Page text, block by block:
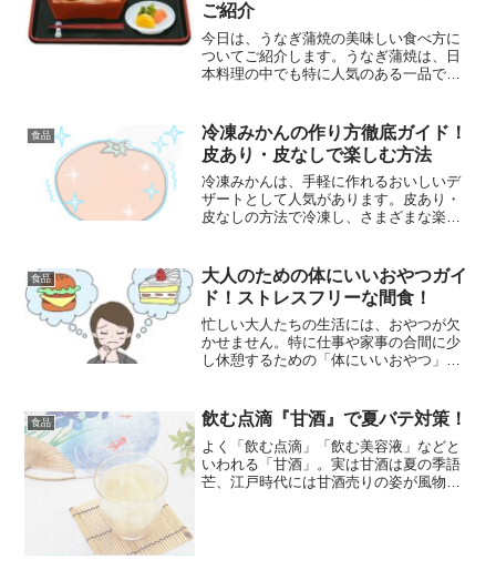
ご紹介
今日は、うなぎ蒲焼の美味しい食べ方に
ついてご紹介します。うなぎ蒲焼は、日
本料理の中でも特に人気のある一品です
かのうなぎ蒲焼の美味しい食べ方に加え
て、卵を使ったうなぎ蒲焼...
食品
冷凍みかんの作り方徹底ガイド！
皮あり・皮なしで楽しむ方法
冷凍みかんは、手軽に作れるおいしいデ
ザートとして人気があります。皮あり・
皮なしの方法で冷凍し、さまざまな楽し
ドします。基本の作り方から、美味しく
するコツ、そしてアレンジレ...
食品
大人のための体にいいおやつガイ
ド！ストレスフリーな間食！
忙しい大人たちの生活には、おやつが欠
かせません。特に仕事や家事の合間に少
し休憩するための「体にいいおやつ」を
イドでは、大人のための健康的なおやつ
をテーマに、おすすめの選...
食品 飲む点滴『甘酒』で夏バテ対策！
よく「飲む点滴」「飲む美容液」などと
いわれる「甘酒」。実は甘酒は夏の季語
芒、江戸時代には甘酒売りの姿が風物詩